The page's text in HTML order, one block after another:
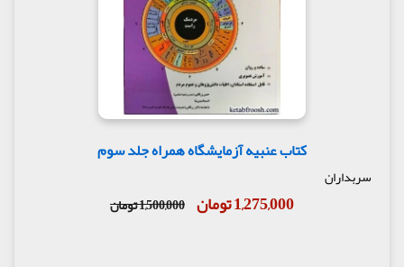
کتاب عنبیه آزمایشگاه همراه جلد سوم
سربداران
1,275,000 تومان 1,500,000 تومان